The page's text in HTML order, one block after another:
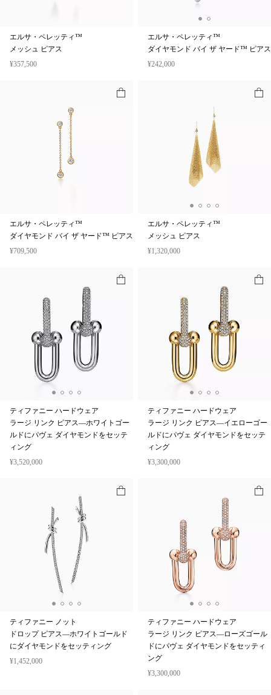
エルサ・ペレッティ™
メッシュ ピアス
¥357,500
エルサ・ペレッティ™
ダイヤモンド バイ ザ ヤード™ ピアス
¥242,000
エルサ・ペレッティ™
ダイヤモンド バイ ザ ヤード™ ピアス
¥709,500
エルサ・ペレッティ™
メッシュ ピアス
¥1,320,000
ティファニー ハードウェア
ラージ リンク ピアス—ホワイトゴー
ルドにパヴェ ダイヤモンドをセッテ
ィング
¥3,520,000
ティファニー ハードウェア
ラージ リンク ピアス—イエローゴー
ルドにパヴェ ダイヤモンドをセッテ
ィング
¥3,300,000
ティファニー ノット
ドロップ ピアス—ホワイトゴールド
にダイヤモンドをセッティング
¥1,452,000
ティファニー ハードウェア
ラージ リンク ピアス—ローズゴール
ドにパヴェ ダイヤモンドをセッティ
ング
¥3,300,000